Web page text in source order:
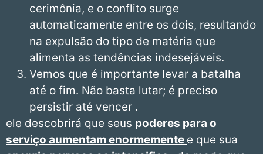
cerimônia, e o conflito surge
automaticamente entre os dois, resultando
na expulsão do tipo de matéria que
alimenta as tendências indesejáveis.
Vemos que é importante levar a batalha
até o fim. Não basta lutar; é preciso
persistir até vencer .
ele descobrirá que seus poderes para o
serviço aumentam enormemente e que sua